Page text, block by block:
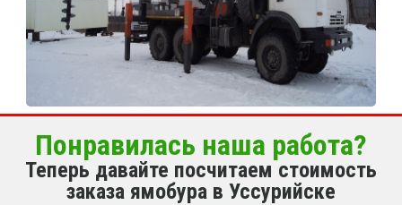
Понравилась наша работа?
Теперь давайте посчитаем стоимость
заказа ямобура в Уссурийске